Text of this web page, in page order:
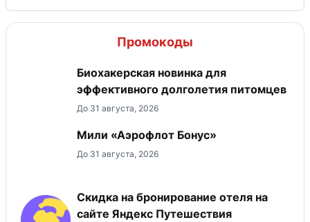
Промокоды
Биохакерская новинка для
эффективного долголетия питомцев
До 31 августа, 2026
Мили «Аэрофлот Бонус»
До 31 августа, 2026
Скидка на бронирование отеля на
сайте Яндекс Путешествия